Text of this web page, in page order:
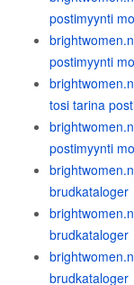
postimyynti
postimyynti
tosi tarina
postimyynti
brudkataloger
brudkataloger
brudkataloger